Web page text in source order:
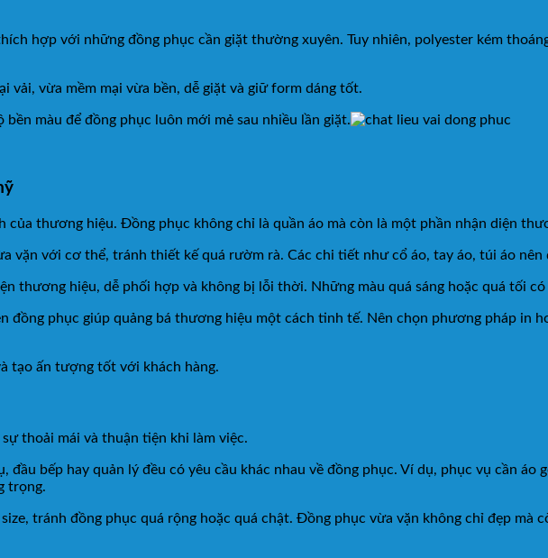
hợp với những đồng phục cần giặt thường xuyên. Tuy nhiên, polyester kém
vải, vừa mềm mại vừa bền, dễ giặt và giữ form dáng tốt.
màu để đồng phục luôn mới mẻ sau nhiều lần giặt.
của thương hiệu. Đồng phục không chỉ là quần áo mà còn là một phần nhận diện
vặn với cơ thể, tránh thiết kế quá rườm rà. Các chi tiết như cổ áo, tay áo, túi áo
thương hiệu, dễ phối hợp và không bị lỗi thời. Những màu quá sáng hoặc quá tối
đồng phục giúp quảng bá thương hiệu một cách tinh tế. Nên chọn phương pháp in
tạo ấn tượng tốt với khách hàng.
thoải mái và thuận tiện khi làm việc.
đầu bếp hay quản lý đều có yêu cầu khác nhau về đồng phục. Ví dụ, phục vụ cần áo
trọng.
tránh đồng phục quá rộng hoặc quá chật. Đồng phục vừa vặn không chỉ đẹp mà